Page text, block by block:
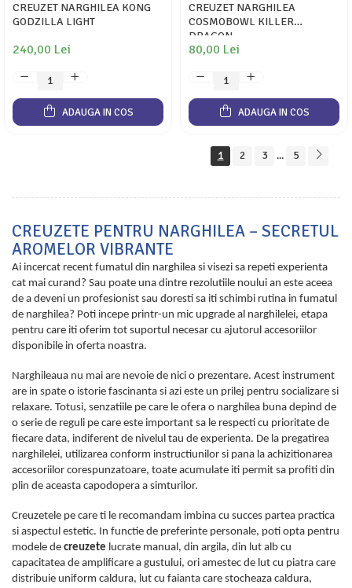
CREUZET NARGHILEA KONG
GODZILLA LIGHT
240,00 Lei
ADAUGA IN COS
CREUZET NARGHILEA
COSMOBOWL KILLER
DRAGON
80,00 Lei
ADAUGA IN COS
1 2 3 ... 5
CREUZETE PENTRU NARGHILEA – SECRETUL
AROMELOR VIBRANTE
Ai incercat recent fumatul din narghilea si visezi sa repeti experienta
cat mai curand? Sau poate una dintre rezolutiile noului an este aceea
de a deveni un profesionist sau doresti sa iti schimbi rutina in fumatul
de narghilea? Poti incepe printr-un mic upgrade al narghilelei, etapa
pentru care iti oferim tot suportul necesar cu ajutorul accesoriilor
disponibile in oferta noastra.
Narghileaua nu mai are nevoie de nici o prezentare. Acest instrument
are in spate o istorie fascinanta si azi este un prilej pentru socializare si
relaxare. Totusi, senzatiile pe care le ofera o narghilea buna depind de
o serie de reguli pe care este important sa le respecti cu prioritate de
fiecare data, indiferent de nivelul tau de experienta. De la pregatirea
narghilelei, utilizarea conform instructiunilor si pana la achizitionarea
accesoriilor corespunzatoare, toate acumulate iti permit sa profiti din
plin de aceasta capodopera a simturilor.
Creuzetele pe care ti le recomandam imbina cu succes partea practica
si aspectul estetic. In functie de preferinte personale, poti opta pentru
modele de creuzete lucrate manual, din argila, din lut alb cu
capacitatea de amplificare a gustului, ori amestec de lut cu piatra care
distribuie uniform caldura, lut cu faianta care stocheaza caldura,